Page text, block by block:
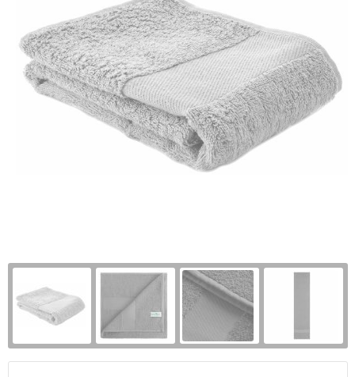
Beurs en evenementen
Bloemen en planten
Horeca